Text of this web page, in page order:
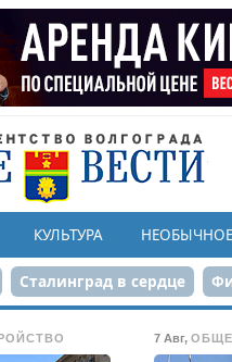
КУЛЬТУРА НЕОБЫЧНОЕ
Сталинград в сердце
Победы Парк Героев-
7 Авг,